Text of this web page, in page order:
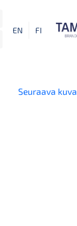
EN FI
Seuraava kuva